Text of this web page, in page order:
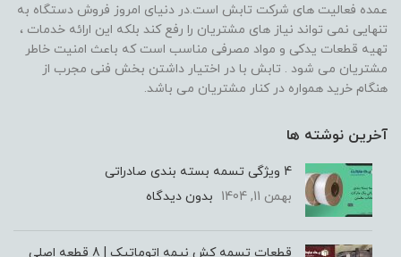
عمده فعالیت های شرکت تابش است.در دنیای امروز فروش دستگاه به
تنهایی نمی تواند نیاز های مشتریان را رفع کند بلکه این ارائه خدمات ،
تهیه قطعات یدکی و مواد مصرفی مناسب است که باعث امنیت خاطر
مشتریان می شود . تابش با در اختیار داشتن بخش فنی مجرب از
هنگام خرید همواره در کنار مشتریان می باشد.
آخرین نوشته ها
4 ویژگی تسمه بسته‌ بندی صادراتی
بهمن 11, 1404
بدون دیدگاه
قطعات تسمه کش نیمه اتوماتیک | 8 قطعه اصلی